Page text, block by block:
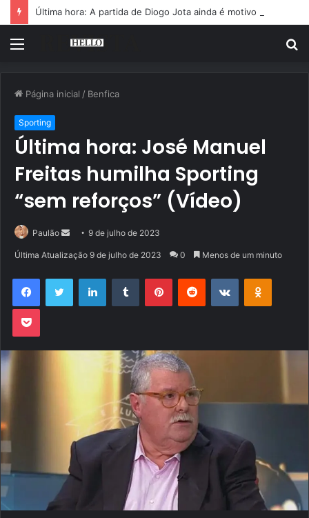
Menu
Página inicial / Benfica
Sporting
Última hora: José Manuel
Freitas humilha Sporting
“sem reforços” (Vídeo)
Paulão
Mande
mail
9 de julho de 2023
Última Atualização 9 de julho de 2023 0 Menos de um minuto
FacebookTwitter LinkedinTumblr PinterestReddit VK OK
Pocket